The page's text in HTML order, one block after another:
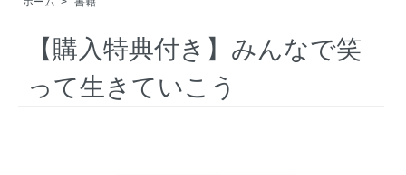
【購入特典付き】みんなで笑
って生きていこう